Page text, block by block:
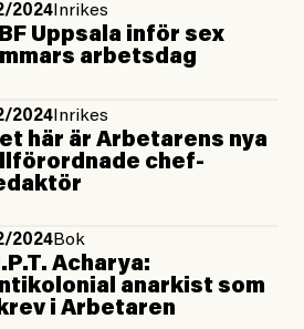
2024 Inrikes
Uppsala inför sex
arbetsdag
2024 Inrikes
här är Arbetarens nya
chef­
2024Bok
Acharya:
anarkist som
i Arbetaren